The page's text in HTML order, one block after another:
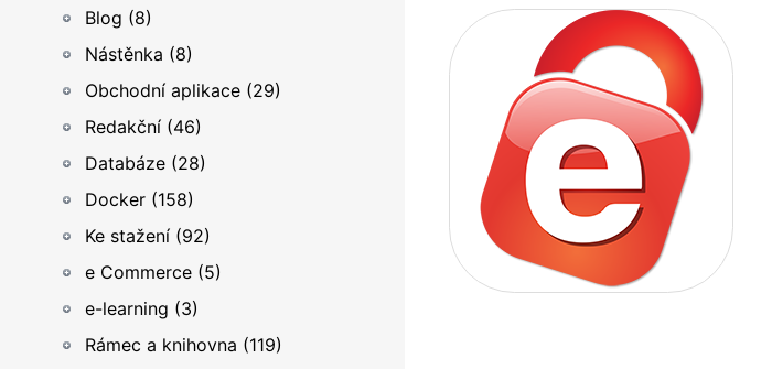
Blog (8)
Nástěnka (8)
Obchodní aplikace (29)
Redakční (46)
Databáze (28)
Docker (158)
Ke stažení (92)
e Commerce (5)
e-learning (3)
Rámec a knihovna (119)